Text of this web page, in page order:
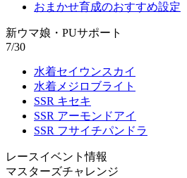
おまかせ育成のおすすめ設定
新ウマ娘・PUサポート
7/30
水着セイウンスカイ
水着メジロブライト
SSR キセキ
SSR アーモンドアイ
SSR フサイチパンドラ
レースイベント情報
マスターズチャレンジ